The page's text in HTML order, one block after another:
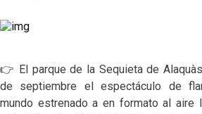
👉 El parque de la Sequieta de
de septiembre el espectáculo de
mundo estrenado a en formato al aire